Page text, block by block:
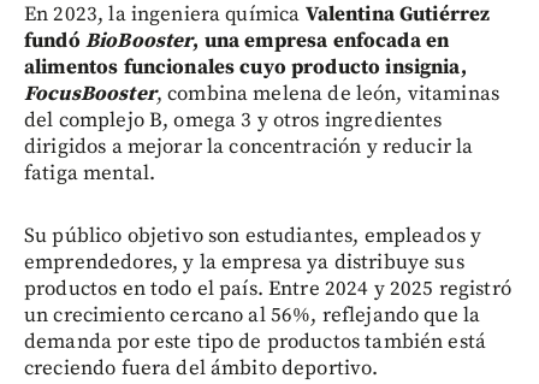
En 2023, la ingeniera química Valentina Gutiérrez
fundó BioBooster, una empresa enfocada en
alimentos funcionales cuyo producto insignia,
FocusBooster, combina melena de león, vitaminas
del complejo B, omega 3 y otros ingredientes
dirigidos a mejorar la concentración y reducir la
fatiga mental.
Su público objetivo son estudiantes, empleados y
emprendedores, y la empresa ya distribuye sus
productos en todo el país. Entre 2024 y 2025 registró
un crecimiento cercano al 56%, reflejando que la
demanda por este tipo de productos también está
creciendo fuera del ámbito deportivo.